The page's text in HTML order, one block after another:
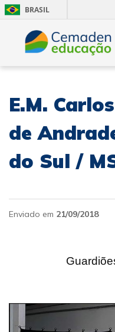
BRASIL
E.M.
de
do Sul /
Enviado em 21/09/2018